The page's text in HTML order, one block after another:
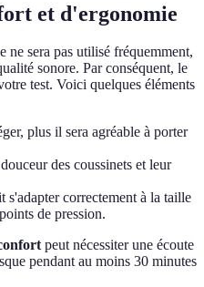
et d'ergonomie
ne sera pas utilisé fréquemment,
sonore. Par conséquent, le
test. Voici quelques éléments
plus il sera agréable à porter
des coussinets et leur
s'adapter correctement à la taille
de pression.
peut nécessiter une écoute
pendant au moins 30 minutes